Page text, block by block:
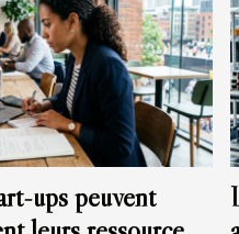
ups peuvent